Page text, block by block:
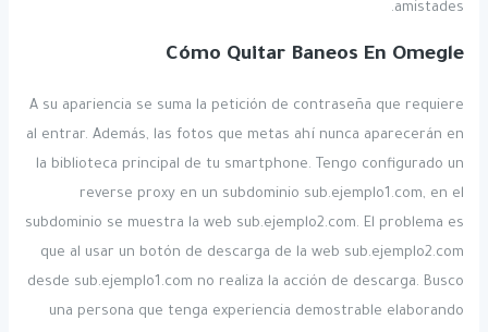
amistades.
Cómo Quitar Baneos En Omegle
A su apariencia se suma la petición de contraseña que requiere
al entrar. Además, las fotos que metas ahí nunca aparecerán en
la biblioteca principal de tu smartphone. Tengo configurado un
reverse proxy en un subdominio sub.ejemplo1.com, en el
subdominio se muestra la web sub.ejemplo2.com. El problema es
que al usar un botón de descarga de la web sub.ejemplo2.com
desde sub.ejemplo1.com no realiza la acción de descarga. Busco
una persona que tenga experiencia demostrable elaborando